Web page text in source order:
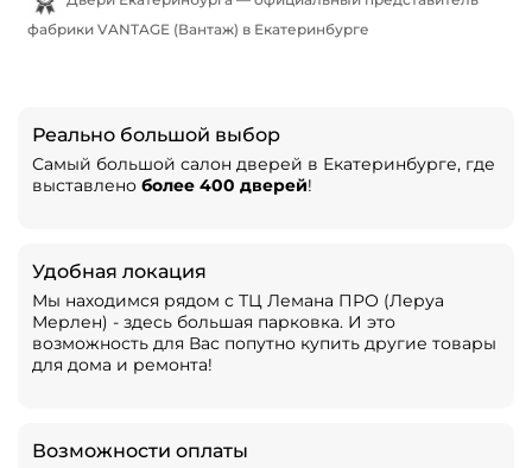
фабрики VANTAGE (Вантаж) в Екатеринбурге
Реально большой выбор
Самый большой салон дверей в Екатеринбурге, где
выставлено более 400 дверей!
Удобная локация
Мы находимся рядом с ТЦ Лемана ПРО (Леруа
Мерлен) - здесь большая парковка. И это
возможность для Вас попутно купить другие товары
для дома и ремонта!
Возможности оплаты